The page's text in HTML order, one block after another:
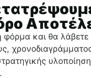
και θα λάβετε